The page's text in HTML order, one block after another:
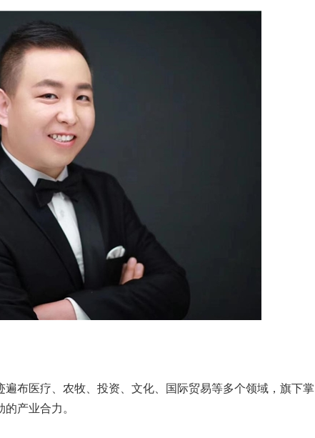
布医疗、农牧、投资、文化、国际贸易等多个领域，旗下掌
产业合力。